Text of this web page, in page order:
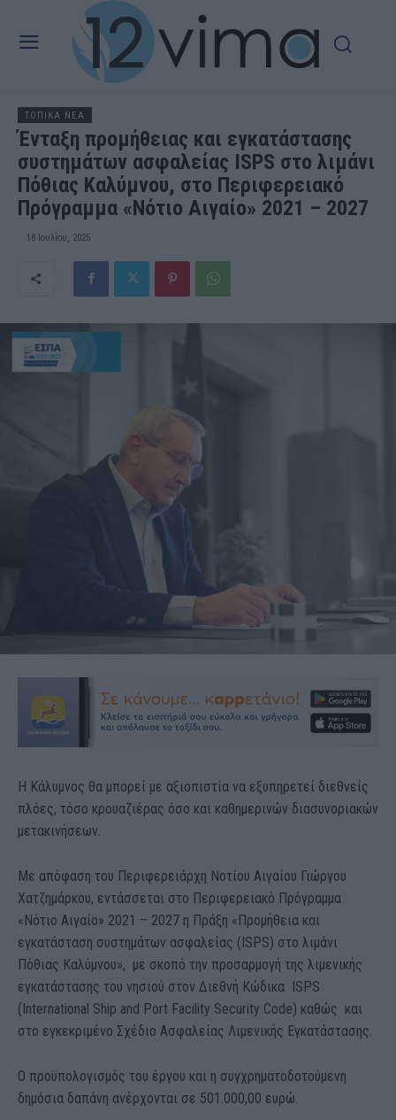
ΤΟΠΙΚΑ ΝΕΑ
Ένταξη προμήθειας και εγκατάστασης
συστημάτων ασφαλείας ISPS στο λιμάνι
Πόθιας Καλύμνου, στο Περιφερειακό
Πρόγραμμα «Νότιο Αιγαίο» 2021 – 2027
18 Ιουλίου, 2025
Η Κάλυμνος θα μπορεί με αξιοπιστία να εξυπηρετεί διεθνείς
πλόες, τόσο κρουαζιέρας όσο και καθημερινών διασυνοριακών
μετακινήσεων.
Με απόφαση του Περιφερειάρχη Νοτίου Αιγαίου Γιώργου
Χατζημάρκου, εντάσσεται στο Περιφερειακό Πρόγραμμα
«Νότιο Αιγαίο» 2021 – 2027 η Πράξη « Προμήθεια και
εγκατάσταση συστημάτων ασφαλείας (ISPS) στο λιμάνι
Πόθιας Καλύμνου», με σκοπό την προσαρμογή της λιμενικής
εγκατάστασης του νησιού στον Διεθνή Κώδικα
ISPS
(International Ship and Port Facility Security Code) καθώς και
στο εγκεκριμένο Σχέδιο Ασφαλείας Λιμενικής Εγκατάστασης.
Ο προϋπολογισμός του έργου και η συγχρηματοδοτούμενη
δημόσια δαπάνη ανέρχονται σε 501.000,00 ευρώ.